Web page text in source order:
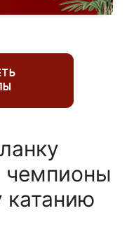
чемпионы
катанию